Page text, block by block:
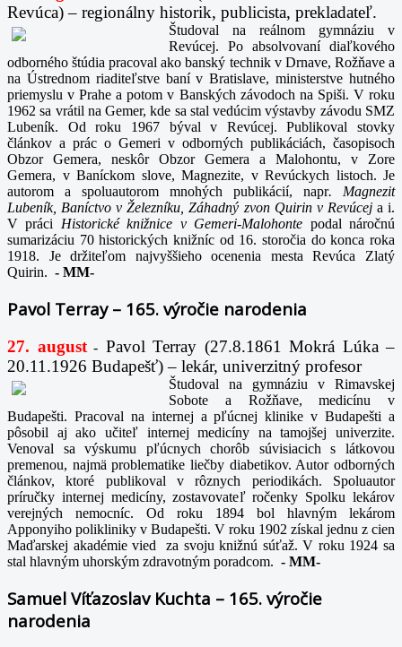
Revúca) – regionálny historik, publicista, prekladateľ.
Študoval na reálnom gymnáziu v
Revúcej. Po absolvovaní diaľkového
odborného štúdia pracoval ako banský technik v Drnave, Rožňave a
na Ústrednom riaditeľstve baní v Bratislave, ministerstve hutného
priemyslu v Prahe a potom v Banských závodoch na Spiši. V roku
1962 sa vrátil na Gemer, kde sa stal vedúcim výstavby závodu SMZ
Lubeník. Od roku 1967 býval v Revúcej. Publikoval stovky
článkov a prác o Gemeri v odborných publikáciách, časopisoch
Obzor Gemera, neskôr Obzor Gemera a Malohontu, v Zore
Gemera, v Baníckom slove, Magnezite, v Revúckych listoch. Je
autorom a spoluautorom mnohých publikácií, napr. Magnezit
Lubeník, Baníctvo v Železníku, Záhadný zvon Quirin v Revúcej a i.
V práci Historické knižnice v Gemeri-Malohonte podal náročnú
sumarizáciu 70 historických knižníc od 16. storočia do konca roka
1918. Je držiteľom najvyššieho ocenenia mesta Revúca Zlatý
Quirin. - MM-
Pavol Terray – 165. výročie narodenia
27. august- Pavol Terray (27.8.1861 Mokrá Lúka –
20.11.1926 Budapešť) – lekár, univerzitný profesor
Študoval na gymnáziu v Rimavskej
Sobote a Rožňave, medicínu v
Budapešti. Pracoval na internej a pľúcnej klinike v Budapešti a
pôsobil aj ako učiteľ internej medicíny na tamojšej univerzite.
Venoval sa výskumu pľúcnych chorôb súvisiacich s látkovou
premenou, najmä problematike liečby diabetikov. Autor odborných
článkov, ktoré publikoval v rôznych periodikách. Spoluautor
príručky internej medicíny, zostavovateľ ročenky Spolku lekárov
verejných nemocníc. Od roku 1894 bol hlavným lekárom
Apponyiho polikliniky v Budapešti. V roku 1902 získal jednu z cien
Maďarskej akadémie vied za svoju knižnú súťaž. V roku 1924 sa
stal hlavným uhorským zdravotným poradcom. - MM-
Samuel Víťazoslav Kuchta – 165. výročie
narodenia